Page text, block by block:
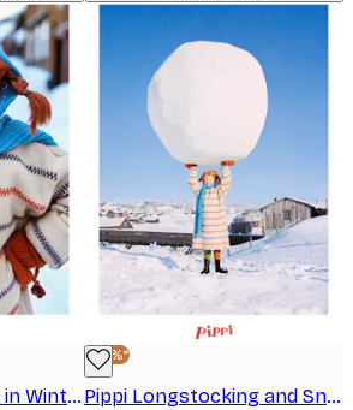
Pippi Longstocking in Winter Affiche
-30%*
Pippi Longstocking and Snowball Affiche